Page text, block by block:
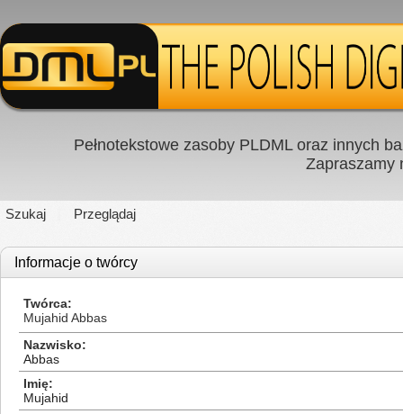
Pełnotekstowe zasoby PLDML oraz innych
Zapraszamy
Szukaj Przeglądaj
Informacje o twórcy
Twórca
Mujahid Abbas
Nazwisko
Abbas
Imię
Mujahid